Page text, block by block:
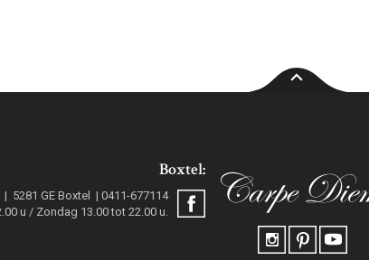
Boxtel:
5281 GE Boxtel
0411-677114
u / Zondag 13.00 tot 22.00 u.